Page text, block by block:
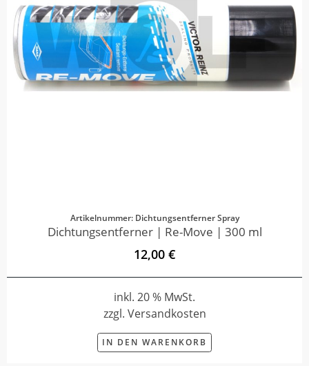
Artikelnummer: Dichtungsentferner Spray
Dichtungsentferner | Re-Move | 300 ml
12,00 €
inkl. 20 % MwSt.
zzgl. Versandkosten
IN DEN WARENKORB